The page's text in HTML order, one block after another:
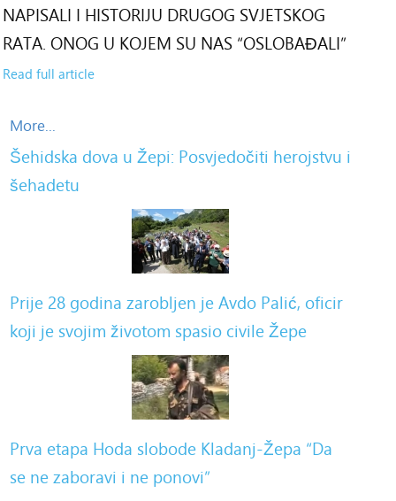
NAPISALI I HISTORIJU DRUGOG SVJETSKOG
RATA. ONOG U KOJEM SU NAS “OSLOBAĐALI”
Read full article
More...
Šehidska dova u Žepi: Posvjedočiti herojstvu i
šehadetu
Prije 28 godina zarobljen je Avdo Palić, oficir
koji je svojim životom spasio civile Žepe
Prva etapa Hoda slobode Kladanj-Žepa “Da
se ne zaboravi i ne ponovi”